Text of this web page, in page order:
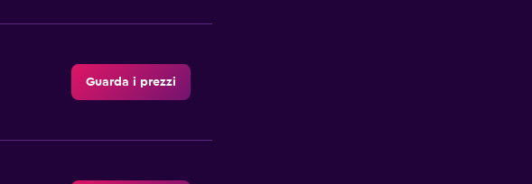
Guarda i prezzi